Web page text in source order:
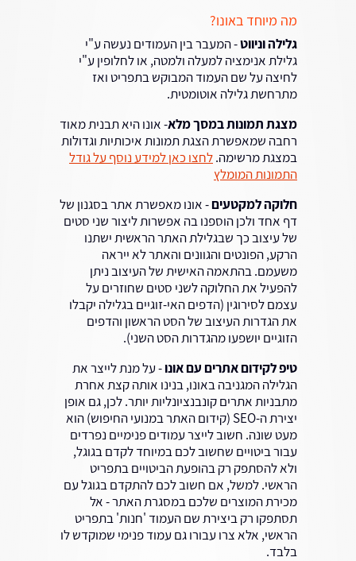
מה מיוחד באונו?
גלילה וניווט- המעבר בין העמודים נעשה ע"י
גלילת אנימציה למעלה ולמטה, או לחלופין ע"י
לחיצה על שם העמוד המבוקש בתפריט ואז
מתרחשת גלילה אוטומטית.
מצגת תמונות במסך מלא- אונו היא תבנית מאוד
רחבה שמאפשרת הצגת תמונות איכותיות וגדולות
במצגת מרשימה.לחצו כאן למידע נוסף על גודל
התמונות המומלץ
חלוקה למקטעים- אונו מאפשרת אתר בסגנון של
דף אחד ולכן הוספנו בה אפשרות ליצור שני סטים
של עיצוב כך שבגלילת האתר הראשית ישתנו
הרקע, הפונטים והגוונים והאתר לא ייראה
משעמם. בהתאמה האישית של העיצוב ניתן
להפעיל את החלוקה לשני סטים שחוזרים על
עצמם לסירוגין (הדפים האי-זוגיים בגלילה יקבלו
את הגדרות העיצוב של הסט הראשון והדפים
הזוגיים יושפעו מהגדרות הסט השני).
טיפ לקידום אתרים עם אונו- על מנת לייצר את
הגלילה המגניבה באונו, בנינו אותה קצת אחרת
מתבניות אתרים קונבנציונליות יותר. לכן, גם אופן
יצירת ה-SEO (קידום האתר במנועי החיפוש) הוא
מעט שונה. חשוב לייצר עמודים פנימיים נפרדים
עבור ביטויים שחשוב לכם במיוחד לקדם בגוגל,
ולא להסתפק רק בהופעת הביטויים בתפריט
הראשי. למשל, אם חשוב לכם להתקדם בגוגל עם
מכירת המוצרים שלכם במסגרת האתר - אל
תסתפקו רק ביצירת שם העמוד 'חנות' בתפריט
הראשי, אלא צרו עבורו גם עמוד פנימי שמוקדש לו
בלבד.